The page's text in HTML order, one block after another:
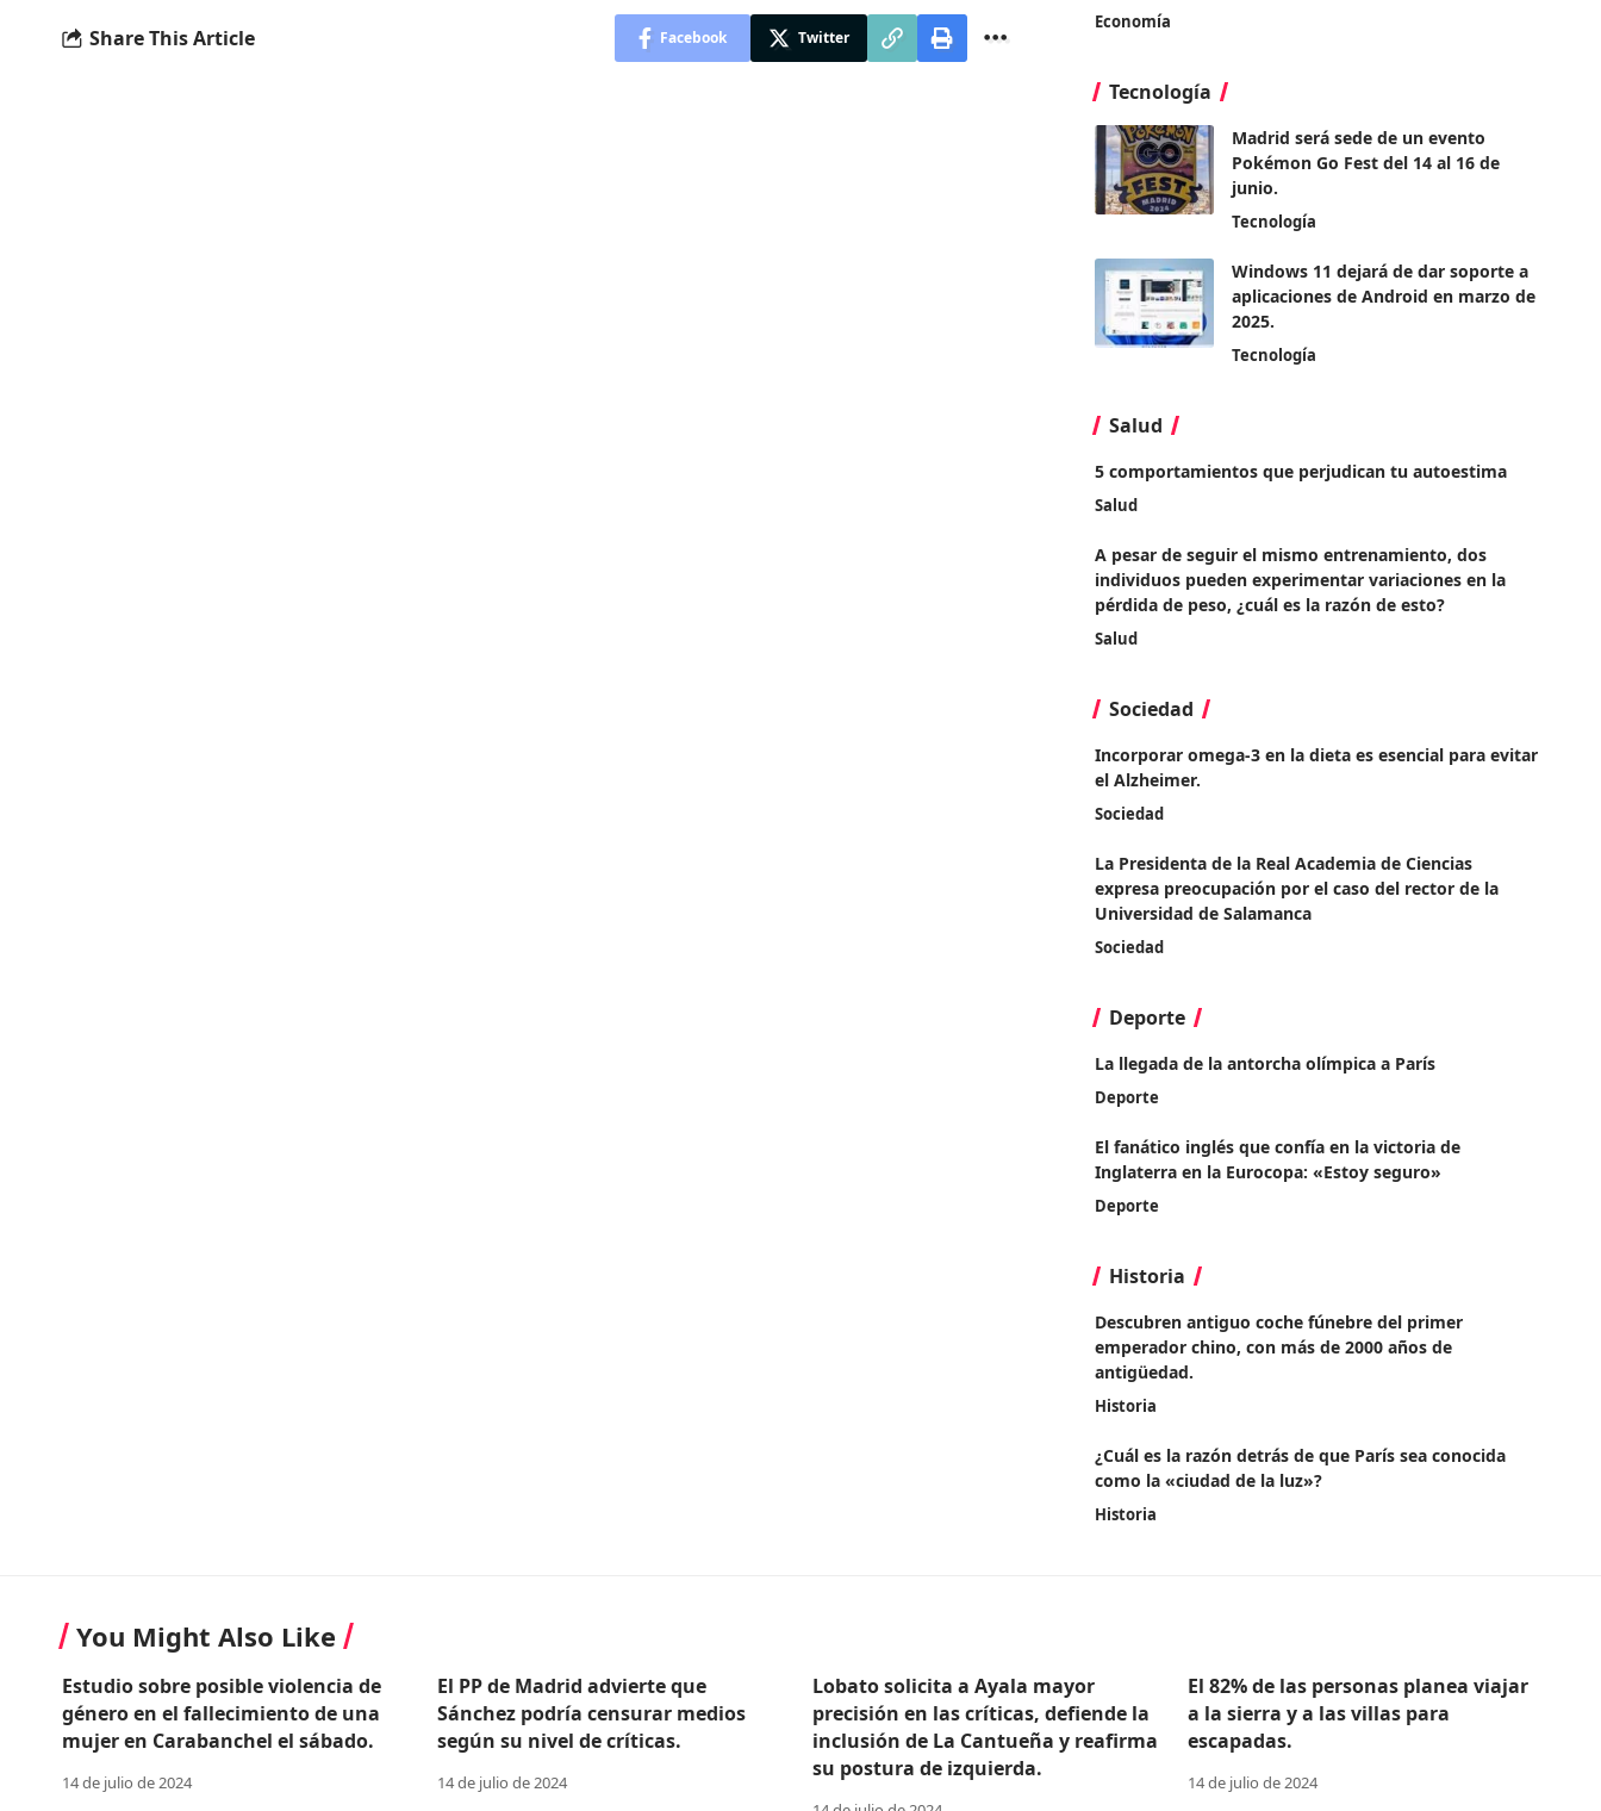
Share This Article Facebook Twitter
Economía
Tecnología
Madrid será sede de un evento
Pokémon Go Fest del 14 al 16 de
junio.
Tecnología
Windows 11 dejará de dar soporte a
aplicaciones de Android en marzo de
2025.
Tecnología
Salud
5 comportamientos que perjudican tu autoestima
Salud
A pesar de seguir el mismo entrenamiento, dos
individuos pueden experimentar variaciones en la
pérdida de peso, ¿cuál es la razón de esto?
Salud
Sociedad
Incorporar omega-3 en la dieta es esencial para evitar
el Alzheimer.
Sociedad
La Presidenta de la Real Academia de Ciencias
expresa preocupación por el caso del rector de la
Universidad de Salamanca
Sociedad
Deporte
La llegada de la antorcha olímpica a París
Deporte
El fanático inglés que confía en la victoria de
Inglaterra en la Eurocopa: «Estoy seguro»
Deporte
Historia
Descubren antiguo coche fúnebre del primer
emperador chino, con más de 2000 años de
antigüedad.
Historia
¿Cuál es la razón detrás de que París sea conocida
como la «ciudad de la luz»?
Historia
You Might Also Like
Estudio sobre posible violencia de
género en el fallecimiento de una
mujer en Carabanchel el sábado.
14 de julio de 2024
El PP de Madrid advierte que
Sánchez podría censurar medios
según su nivel de críticas.
14 de julio de 2024
Lobato solicita a Ayala mayor
precisión en las críticas, defiende la
inclusión de La Cantueña y reafirma
su postura de izquierda.
El 82% de las personas planea viajar
a la sierra y a las villas para
escapadas.
14 de julio de 2024